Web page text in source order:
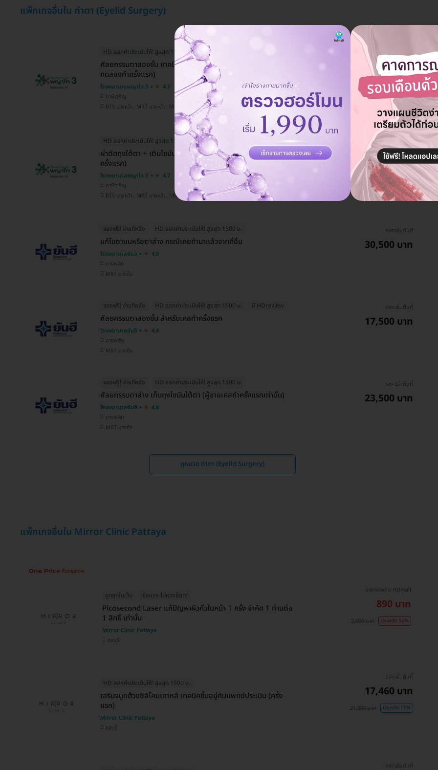
แพ็กเกจอื่นใน ทำตา (Eyelid Surgery)
HD ออกค่าประเมินให้! สูงสุด 1500 บ.
ศัลยกรรมตาสองชั้น เทคนิคซ่อนแผลใต้คิ้ว แบบฉีดยาชา (ราคา
ทดลองทำครั้งแรก)
โรงพยาบาลพญาไท 3
4.7
ภาษีเจริญ
BTS บางหว้า , MRT บางหว้า , MRT บางไผ่
28,500 บาท
30,000 บาท ประหยัด 5%
HD ออกค่าประเมินให้! สูงสุด 1500 บ.
ผ่าตัดถุงใต้ตา + เติมไขมันร่องใต้ตา แบบฉีดยาชา (ราคาทดลองทำ
ครั้งแรก)
โรงพยาบาลพญาไท 3
4.7
ภาษีเจริญ
BTS บางหว้า , MRT บางหว้า , MRT บางไผ่
ราคาเริ่มต้นที่
49,400 บาท
52,000 บาท ประหยัด 5%
จองฟรี! จ่ายทีหลัง HD ออกค่าประเมินให้! สูงสุด 1500 บ.
แก้ไขตาบนหรือตาล่าง กรณีเคยทำมาแล้วจากที่อื่น
โรงพยาบาลยันฮี
4.8
บางพลัด
MRT บางอ้อ
ราคาเริ่มต้นที่
30,500 บาท
จองฟรี! จ่ายทีหลัง HD ออกค่าประเมินให้! สูงสุด 1500 บ. มี HDreview
ศัลยกรรมตาสองชั้น สำหรับเคสทำครั้งแรก
โรงพยาบาลยันฮี
4.8
บางพลัด
MRT บางอ้อ
ราคาเริ่มต้นที่
17,500 บาท
จองฟรี! จ่ายทีหลัง HD ออกค่าประเมินให้! สูงสุด 1500 บ.
ศัลยกรรมตาล่าง เก็บถุงไขมันใต้ตา (ผู้ชายเคสทำครั้งแรกเท่านั้น)
โรงพยาบาลยันฮี
4.8
บางพลัด
MRT บางอ้อ
ราคาเริ่มต้นที่
23,500 บาท
ดูหมวด ทำตา (Eyelid Surgery)
แพ็กเกจอื่นใน Mirror Clinic Pattaya
ถูกสุดในเว็บ ยิงแรง ไม่หวงช็อต!
Picosecond Laser แก้ปัญหาผิวทั่วใบหน้า 1 ครั้ง จำกัด 1 ท่านต่อ
1 สิทธิ์ เท่านั้น
Mirror Clinic Pattaya
ชลบุรี
ราคาจองกับ HDmall
890 บาท
2,000 บาท ประหยัด 56%
HD ออกค่าประเมินให้! สูงสุด 1500 บ.
เสริมจมูกด้วยซิลิโคนเกาหลี เทคนิคขึ้นอยู่กับแพทย์ประเมิน (ครั้ง
แรก)
Mirror Clinic Pattaya
ชลบุรี
ราคาเริ่มต้นที่
17,460 บาท
21,000 บาท ประหยัด 17%
ราคาเริ่มต้นที่